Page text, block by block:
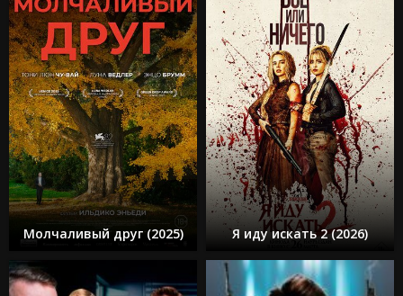
Молчаливый друг (2025) Я иду искать 2 (2026)